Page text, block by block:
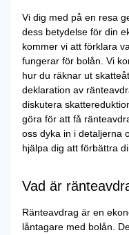
Vi dig med på en resa
dess betydelse för din
kommer vi att förklara
fungerar för bolån. Vi
hur du räknar ut
deklaration av
diskutera
göra för att få
oss dyka in i detaljerna
hjälpa dig att förbättra
Vad är
Ränteavdrag är en
låntagare med bolån.